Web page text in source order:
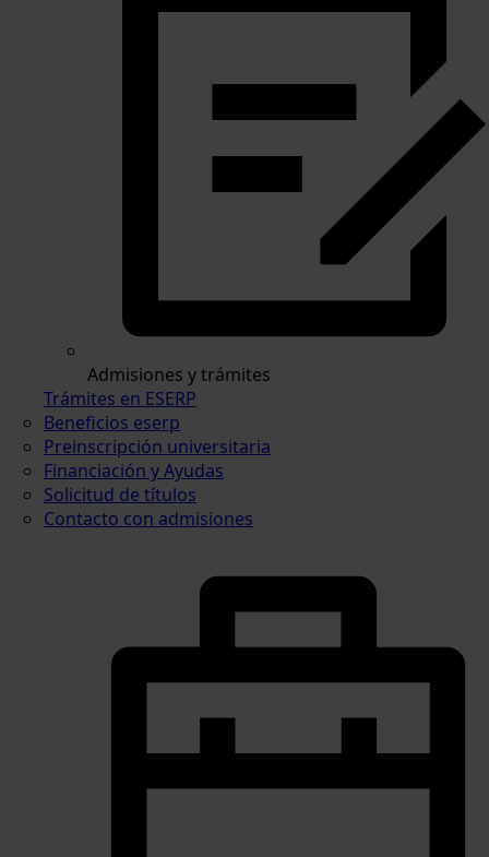
Admisiones y trámites
Trámites en ESERP
Beneficios eserp
Preinscripción universitaria
Financiación y Ayudas
Solicitud de títulos
Contacto con admisiones